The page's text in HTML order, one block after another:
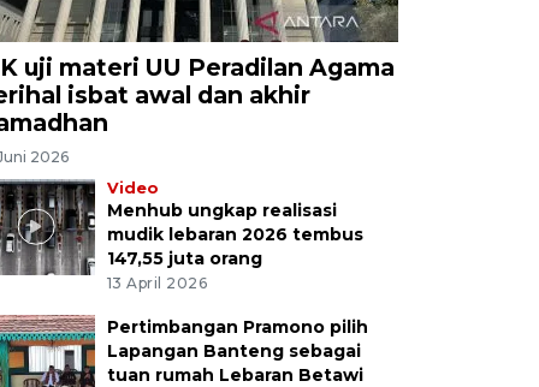
uji materi UU Peradilan Agama
isbat awal dan akhir
2026
Video
Menhub ungkap realisasi
mudik lebaran 2026 tembus
147,55 juta orang
13 April 2026
Pertimbangan Pramono pilih
Lapangan Banteng sebagai
tuan rumah Lebaran Betawi